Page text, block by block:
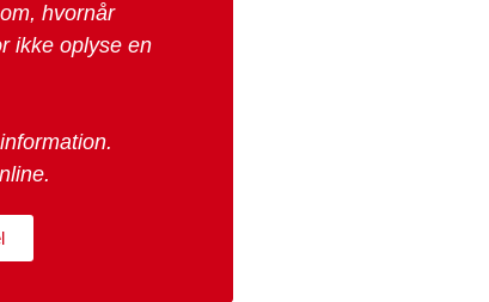
hvornår
ikke oplyse en